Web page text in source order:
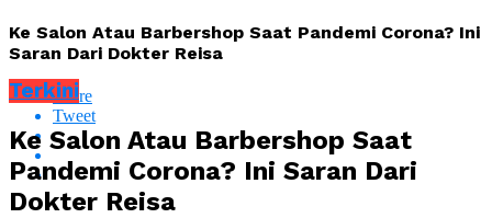
Ke Salon Atau Barbershop Saat Pandemi Corona? Ini
Saran Dari Dokter Reisa
Share
Tweet
Terkini
Ke Salon Atau Barbershop Saat
Pandemi Corona? Ini Saran Dari
Dokter Reisa